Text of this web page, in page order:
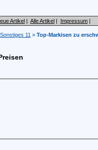
Artikel | Alle Artikel | Impressum |
Sonstiges 11 » Top-Markisen zu